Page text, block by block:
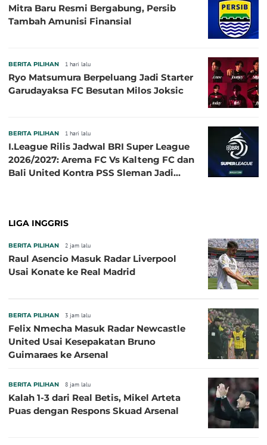
Mitra Baru Resmi Bergabung, Persib
Tambah Amunisi Finansial
BERITA PILIHAN 1 hari lalu
Ryo Matsumura Berpeluang Jadi Starter
Garudayaksa FC Besutan Milos Joksic
BERITA PILIHAN 1 hari lalu
I.League Rilis Jadwal BRI Super League
2026/2027: Arema FC Vs Kalteng FC dan
Bali United Kontra PSS Sleman Jadi
LIGA INGGRIS
BERITA PILIHAN 2 jam lalu
Raul Asencio Masuk Radar Liverpool
Usai Konate ke Real Madrid
BERITA PILIHAN 3 jam lalu
Felix Nmecha Masuk Radar Newcastle
United Usai Kesepakatan Bruno
Guimaraes ke Arsenal
BERITA PILIHAN 8 jam lalu
Kalah 1-3 dari Real Betis, Mikel Arteta
Puas dengan Respons Skuad Arsenal